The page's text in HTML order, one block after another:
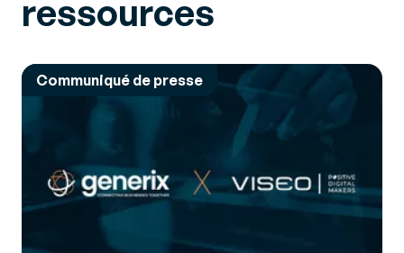
ressources
Communiqué de presse